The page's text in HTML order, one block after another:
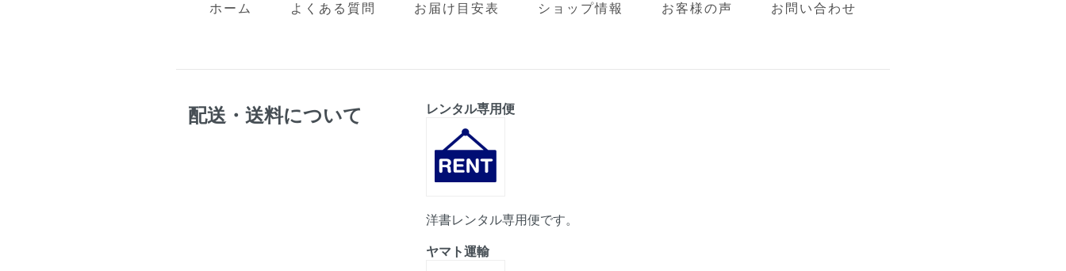
ホーム よくある質問 お届け目安表 ショップ情報 お客様の声 お問い合わせ
配送・送料について レンタル専用便
洋書レンタル専用便です。
ヤマト運輸